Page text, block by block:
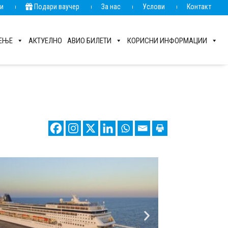
Подари ваучер За нас Услови Контакт
АКТУЕЛНО АВИО БИЛЕТИ КОРИСНИ ИНФОРМАЦИИ